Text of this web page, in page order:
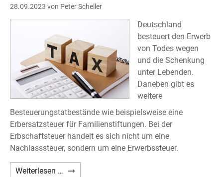
28.09.2023 von Peter Scheller
Deutschland
besteuert den Erwerb
von Todes wegen
und die Schenkung
unter Lebenden.
Daneben gibt es
weitere
Besteuerungstatbestände wie beispielsweise eine
Erbersatzsteuer für Familienstiftungen. Bei der
Erbschaftsteuer handelt es sich nicht um eine
Nachlasssteuer, sondern um eine Erwerbssteuer.
Weiterlesen … Deutsche